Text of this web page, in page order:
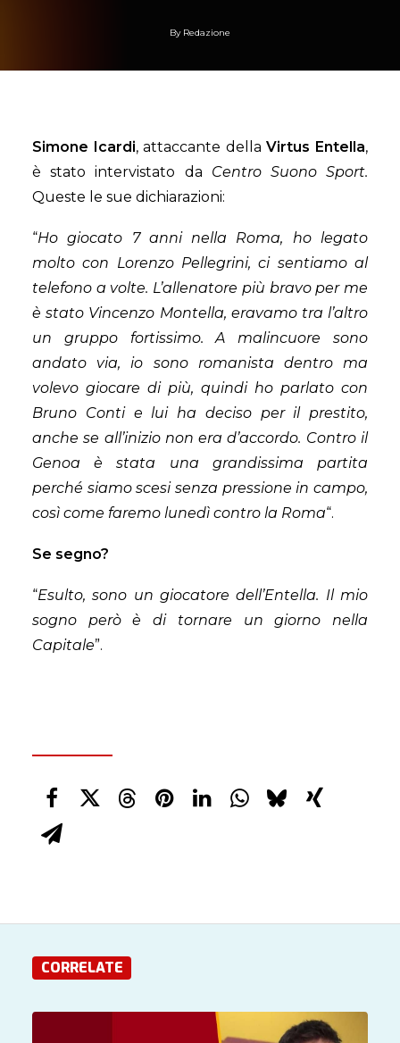
By Redazione
Simone Icardi, attaccante dellaVirtus Entella,
è stato intervistato da Centro Suono Sport.
Queste le sue dichiarazioni:
“Ho giocato 7 anni nella Roma, ho legato
molto con Lorenzo Pellegrini, ci sentiamo al
telefono a volte. L’allenatore più bravo per me
è stato Vincenzo Montella, eravamo tra l’altro
un gruppo fortissimo. A malincuore sono
andato via, io sono romanista dentro ma
volevo giocare di più, quindi ho parlato con
Bruno Conti e lui ha deciso per il prestito,
anche se all’inizio non era d’accordo. Contro il
Genoa è stata una grandissima partita
perché siamo scesi senza pressione in campo,
così come faremo lunedì contro la Roma“.
Se segno?
“Esulto, sono un giocatore dell’Entella. Il mio
sogno però è di tornare un giorno nella
Capitale”.
CORRELATE